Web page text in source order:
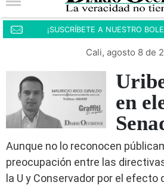
¡SUSCRÍBETE A NUESTRO
Cali, agosto 8 de
en
Aunque no lo reconocen
preocupación entre las
la U y Conservador por el efecto